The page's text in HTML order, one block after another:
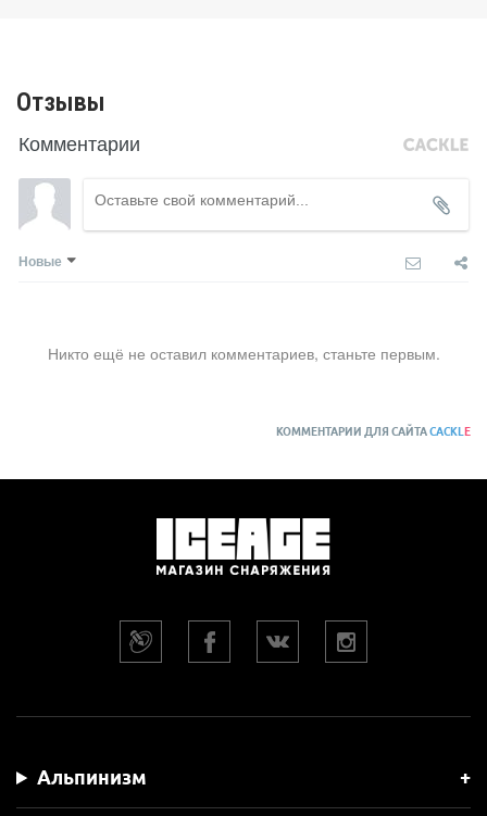
Отзывы
Комментарии
Новые
Никто ещё не оставил комментариев, станьте первым.
КОММЕНТАРИИ ДЛЯ САЙТАCACKLE
Альпинизм